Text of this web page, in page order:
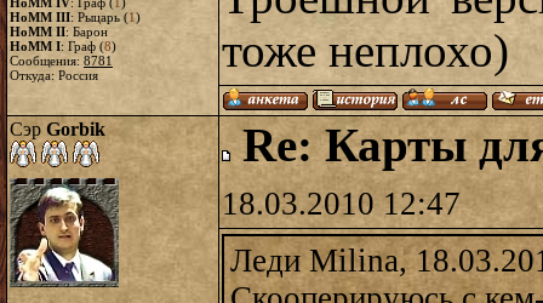
HoMM III: Рыцарь (1)
HoMM II: Барон
HoMM I: Граф (8)
Сообщения: 8781
Откуда: Россия
тоже неплохо)
Сэр Gorbik Re: Карты
18.03.2010 12:47
Леди Milina,